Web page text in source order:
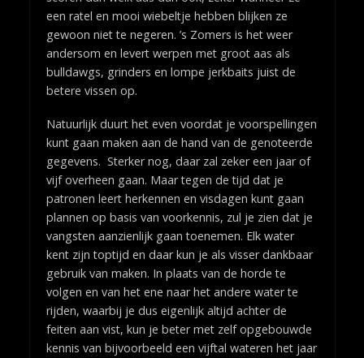
een ratel en mooi wiebeltje hebben blijken ze
gewoon niet te negeren. ’s Zomers is het weer
andersom en levert werpen met groot aas als
bulldawgs, grinders en lompe jerkbaits juist de
betere vissen op.
Natuurlijk duurt het even voordat je voorspellingen
kunt gaan maken aan de hand van de genoteerde
gegevens. Sterker nog, daar zal zeker een jaar of
vijf overheen gaan. Maar tegen de tijd dat je
patronen leert herkennen en visdagen kunt gaan
plannen op basis van voorkennis, zul je zien dat je
vangsten aanzienlijk gaan toenemen. Elk water
kent zijn toptijd en daar kun je als visser dankbaar
gebruik van maken. In plaats van de horde te
volgen en van het ene naar het andere water te
rijden, waarbij je dus eigenlijk altijd achter de
feiten aan vist, kun je beter met zelf opgebouwde
kennis van bijvoorbeeld een vijftal wateren het jaar